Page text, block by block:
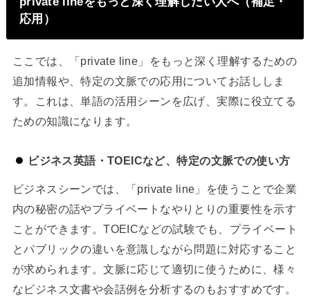
応用）
ここでは、「private line」をもっと深く理解するための
追加情報や、特定の文脈での応用についてお話ししま
す。これは、単語の活用シーンを広げ、実際に役立てる
ための知識になります。
ビジネス英語・TOEICなど、特定の文脈での使い方
ビジネスシーンでは、「private line」を使うことで企業
内の秘密の話やプライベートなやりとりの重要性を示す
ことができます。TOEICなどの試験でも、プライベート
とパブリックの違いを意識しながら問題に対応すること
が求められます。文脈に応じて適切に使うために、様々
なビジネス文書や会話例を分析するのもおすすめです。